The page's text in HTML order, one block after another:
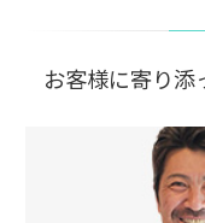
お客様に寄り添